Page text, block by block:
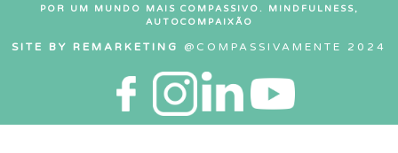
POR UM MUNDO MAIS COMPASSIVO. MINDFULNESS,
AUTOCOMPAIXÃO
SITE BY REMARKETING @COMPASSIVAMENTE 2024